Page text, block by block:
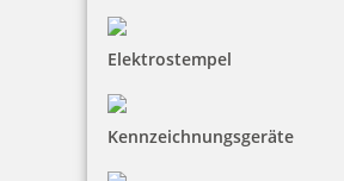
Elektrostempel
Kennzeichnungsgeräte